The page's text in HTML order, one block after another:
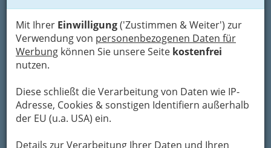
Mit Ihrer Einwilligung('Zustimmen & Weiter') zur
Verwendung von personenbezogenen Daten für
Werbung können Sie unsere Seite kostenfrei
nutzen.
Diese schließt die Verarbeitung von Daten wie IP-
Adresse, Cookies & sonstigen Identifiern außerhalb
der EU (u.a. USA) ein.
Details zur Verarbeitung Ihrer Daten und Ihren